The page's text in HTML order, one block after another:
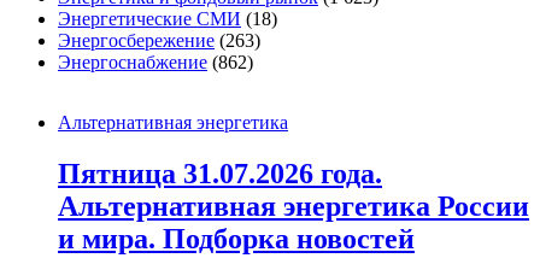
Энергетические СМИ (18)
Энергосбережение (263)
Энергоснабжение (862)
Альтернативная энергетика
Пятница 31.07.2026 года.
Альтернативная энергетика России
и мира. Подборка новостей